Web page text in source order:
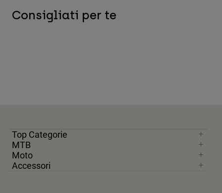
Consigliati per te
Top Categorie
MTB
Moto
Accessori